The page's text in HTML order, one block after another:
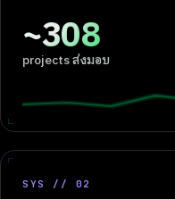
~308
projects ส่งมอบ
SYS // 02